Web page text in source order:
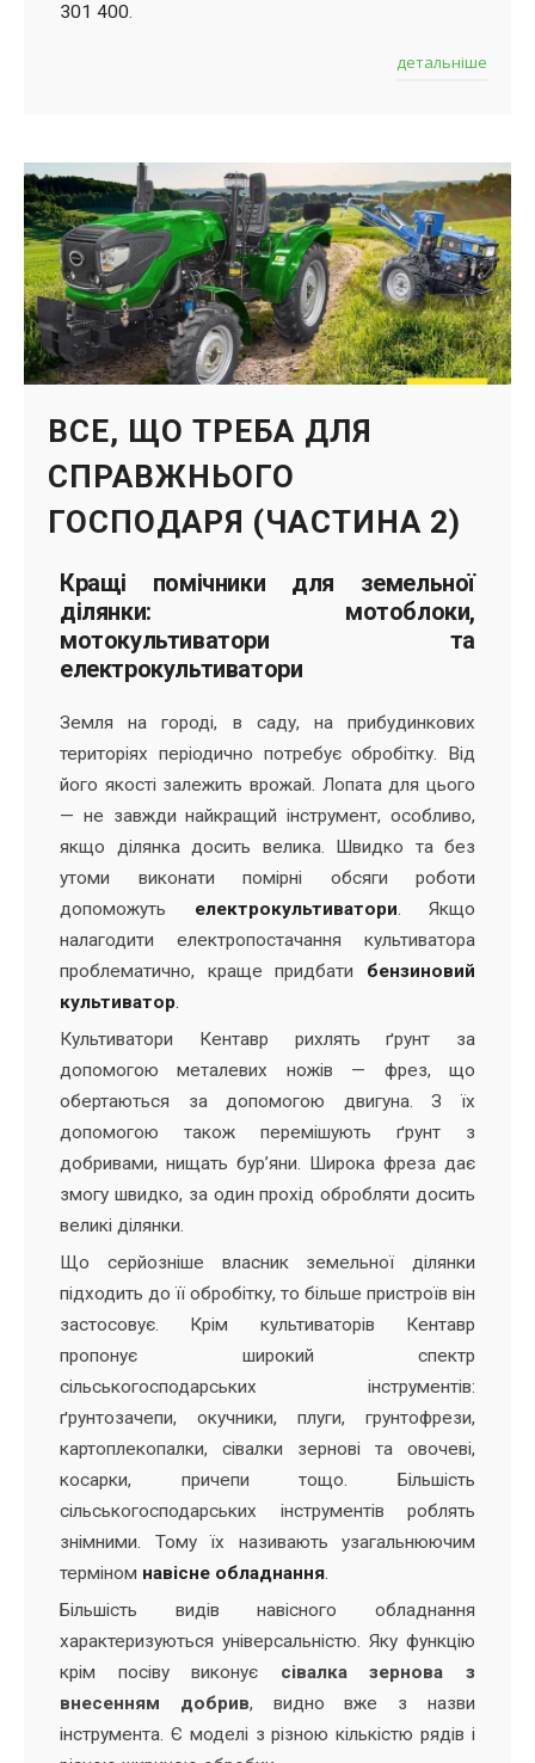
301 400.
детальніше
ВСЕ, ЩО ТРЕБА ДЛЯ
СПРАВЖНЬОГО
ГОСПОДАРЯ (ЧАСТИНА 2)
Кращі помічники для земельної
ділянки: мотоблоки,
мотокультиватори та
електрокультиватори
Земля на городі, в саду, на прибудинкових
територіях періодично потребує обробітку. Від
його якості залежить врожай. Лопата для цього
— не завжди найкращий інструмент, особливо,
якщо ділянка досить велика. Швидко та без
утоми виконати помірні обсяги роботи
допоможуть електрокультиватори. Якщо
налагодити електропостачання культиватора
проблематично, краще придбати бензиновий
культиватор.
Культиватори Кентавр рихлять ґрунт за
допомогою металевих ножів — фрез, що
обертаються за допомогою двигуна. З їх
допомогою також перемішують ґрунт з
добривами, нищать бур’яни. Широка фреза дає
змогу швидко, за один прохід обробляти досить
великі ділянки.
Що серйозніше власник земельної ділянки
підходить до її обробітку, то більше пристроїв він
застосовує. Крім культиваторів Кентавр
пропонує широкий спектр
сільськогосподарських інструментів:
ґрунтозачепи, окучники, плуги, грунтофрези,
картоплекопалки, сівалки зернові та овочеві,
косарки, причепи тощо. Більшість
сільськогосподарських інструментів роблять
знімними. Тому їх називають узагальнюючим
терміном навісне обладнання.
Більшість видів навісного обладнання
характеризуються універсальністю. Яку функцію
крім посіву виконує сівалка зернова з
внесенням добрив, видно вже з назви
інструмента. Є моделі з різною кількістю рядів і